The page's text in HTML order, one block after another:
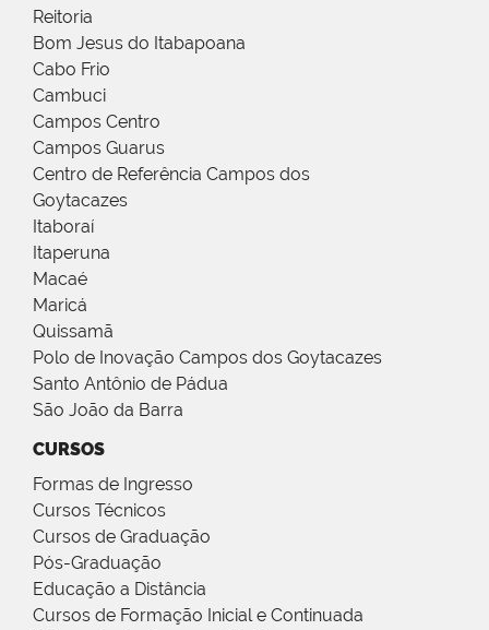
Reitoria
Bom Jesus do Itabapoana
Cabo Frio
Cambuci
Campos Centro
Campos Guarus
Centro de Referência Campos dos
Goytacazes
Itaboraí
Itaperuna
Macaé
Maricá
Quissamã
Polo de Inovação Campos dos Goytacazes
Santo Antônio de Pádua
São João da Barra
CURSOS
Formas de Ingresso
Cursos Técnicos
Cursos de Graduação
Pós-Graduação
Educação a Distância
Cursos de Formação Inicial e Continuada